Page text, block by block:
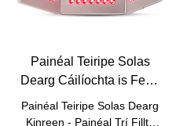
Painéal Teiripe Solas
Dearg Cáilíochta is Fearr
3 Pad - Painéal Trí
huaire B5 - Monarcha
Painéal Teiripe Solas Dearg
Kinreen - Painéal Trí Fillte